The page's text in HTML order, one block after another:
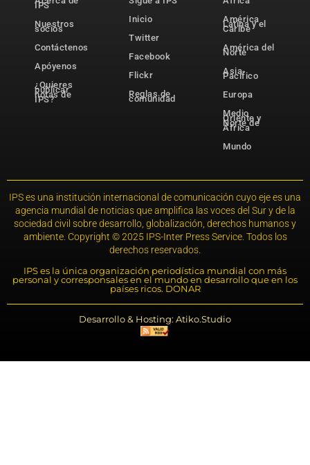
IPS
Nuestros
socios
Contáctenos
Apóyenos
¿Quieres
publicar
notas de
IPS?
Inicio
Twitter
Facebook
Flickr
Reglas de
comunidad
América
Latina y el
Caribe
América del
Norte
Asia-
Pacífico
Europa
Medio
Oriente y
Norte de
África
Mundo
IPS es una institución internacional de comunicación cuyo eje es una
agencia mundial de noticias que amplifica las voces del Sur y de la
sociedad civil sobre desarrollo, globalización, derechos humanos y
ambiente. Copyright © 2025 IPS-Inter Press Service. Todos los
derechos reservados.
IPS es la única organización periodística mundial con más
personal y corresponsales en el mundo en desarrollo que en los
países ricos. DONAR
Desarrollo & Hosting: Atiko.Studio